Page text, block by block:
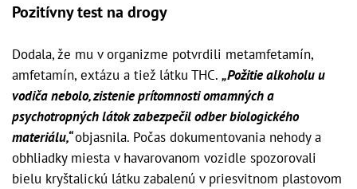
Pozitívny test na drogy
Dodala, že mu v organizme potvrdili metamfetamín,
amfetamín, extázu a tiež látku THC. „Požitie alkoholu u
vodiča nebolo, zistenie prítomnosti omamných a
psychotropných látok zabezpečil odber biologického
materiálu,“objasnila. Počas dokumentovania nehody a
obhliadky miesta v havarovanom vozidle spozorovali
bielu kryštalickú látku zabalenú v priesvitnom plastovom